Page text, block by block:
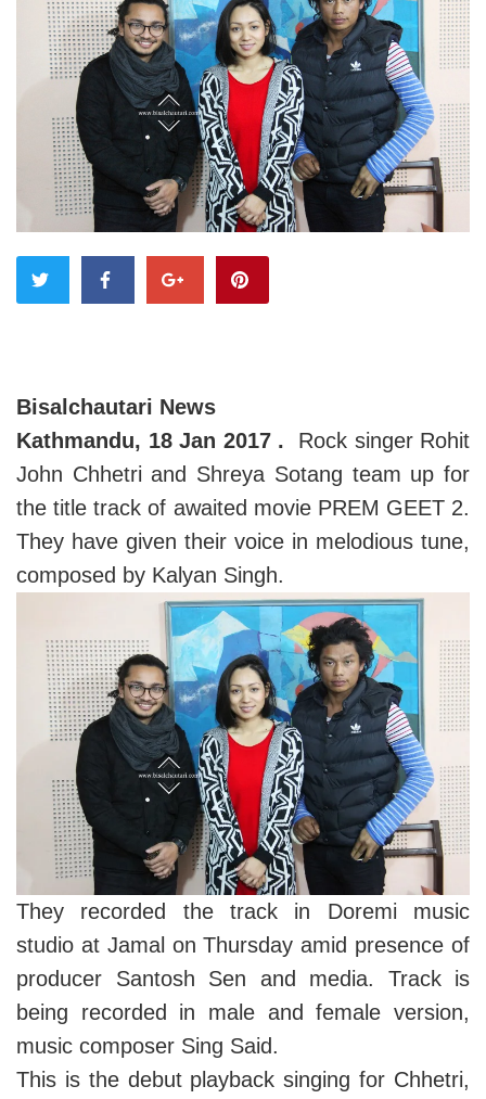
Bisalchautari News
Kathmandu, 18 Jan 2017 . Rock singer Rohit
John Chhetri and Shreya Sotang team up for
the title track of awaited movie PREM GEET 2.
They have given their voice in melodious tune,
composed by Kalyan Singh.
They recorded the track in Doremi music
studio at Jamal on Thursday amid presence of
producer Santosh Sen and media. Track is
being recorded in male and female version,
music composer Sing Said.
This is the debut playback singing for Chhetri,